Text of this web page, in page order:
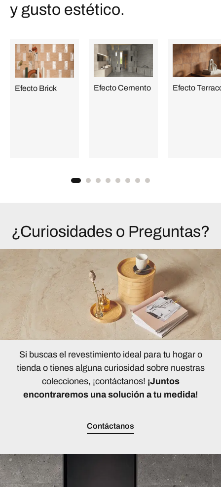
y gusto estético.
Efecto Brick Efecto Cemento Efecto
¿Curiosidades o Preguntas?
Si buscas el revestimiento ideal para tu hogar o
tienda o tienes alguna curiosidad sobre nuestras
colecciones, ¡contáctanos! ¡Juntos
encontraremos una solución a tu medida!
Contáctanos